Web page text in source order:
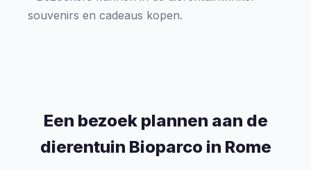
souvenirs en cadeaus kopen.
Een bezoek plannen aan de
dierentuin Bioparco in Rome